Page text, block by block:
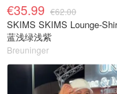
€35.99 €62.00
SKIMS SKIMS Lounge-
蓝浅绿浅紫
Breuninger